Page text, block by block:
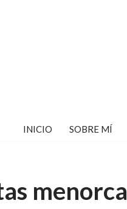
INICIO SOBRE MÍ
menorca